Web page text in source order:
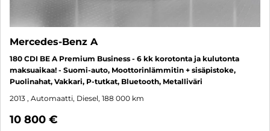
Mercedes-Benz A
180 CDI BE A Premium Business - 6 kk korotonta ja kulutonta
maksuaikaa! - Suomi-auto, Moottorinlämmitin + sisäpistoke,
Puolinahat, Vakkari, P-tutkat, Bluetooth, Metalliväri
2013 , Automaatti, Diesel, 188 000 km
10 800 €